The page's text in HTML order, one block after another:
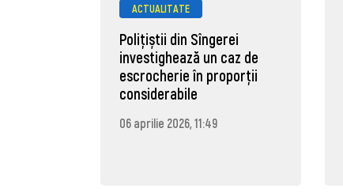
ACTUALITATE
Polițiștii din Sîngerei
investighează un caz de
escrocherie în proporții
considerabile
06 aprilie 2026, 11:49